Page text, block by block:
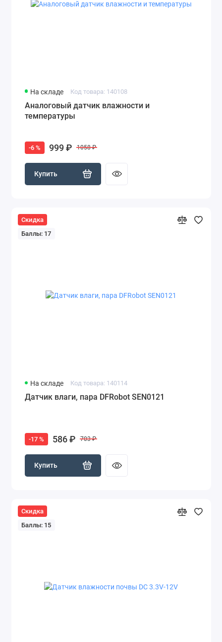
На складе Код товара: 140108
Аналоговый датчик влажности и
температуры
-6 % 999 ₽ 1058 ₽
Купить
Скидка
Баллы: 17
На складе Код товара: 140114
Датчик влаги, пара DFRobot SEN0121
-17 % 586 ₽ 703 ₽
Купить
Скидка
Баллы: 15